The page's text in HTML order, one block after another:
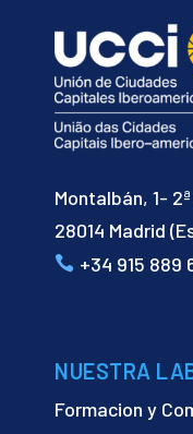
Montalbán, 1-
28014 Madrid
+34 915 889
NUESTRA
Formacion y